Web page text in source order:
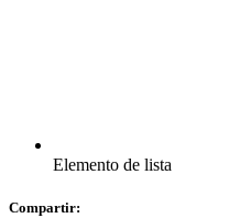
Elemento de lista
Compartir: